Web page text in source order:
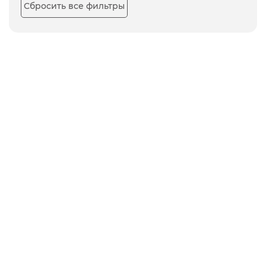
Сбросить все фильтры